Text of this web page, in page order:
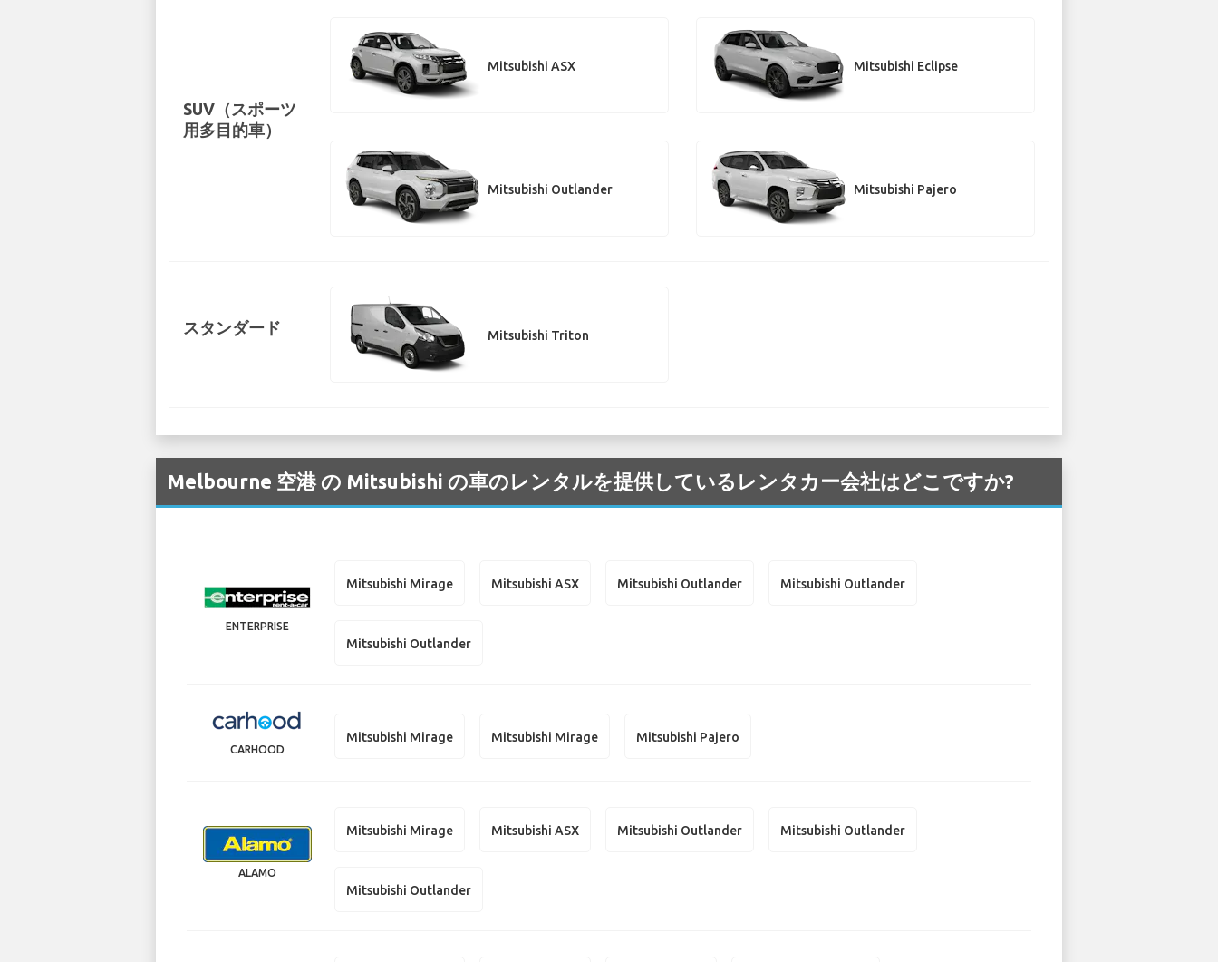
SUV（スポーツ
用多目的車）
Mitsubishi ASX Mitsubishi Eclipse
Mitsubishi Outlander Mitsubishi Pajero
スタンダード Mitsubishi Triton
Melbourne 空港 の Mitsubishi の車のレンタルを提供しているレンタカー会社はどこですか?
ENTERPRISE
Mitsubishi Mirage Mitsubishi ASX Mitsubishi Outlander Mitsubishi Outlander
Mitsubishi Outlander
CARHOOD
Mitsubishi Mirage Mitsubishi Mirage Mitsubishi Pajero
ALAMO
Mitsubishi Mirage Mitsubishi ASX Mitsubishi Outlander Mitsubishi Outlander
Mitsubishi Outlander